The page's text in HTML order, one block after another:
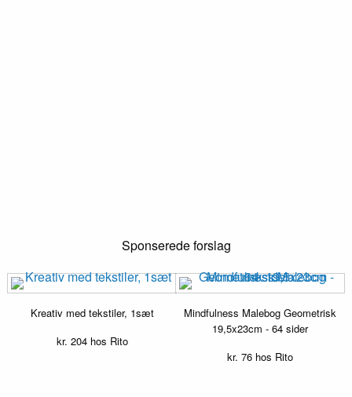
Sponserede forslag
Kreativ med tekstiler, 1sæt
kr. 204hos Rito
Mindfulness Malebog Geometrisk
19,5x23cm - 64 sider
kr. 76 hos Rito